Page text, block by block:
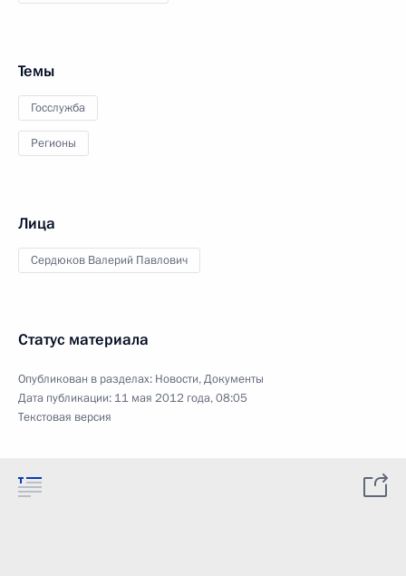
Темы
Госслужба
Регионы
Лица
Сердюков Валерий Павлович
Статус материала
Опубликован в разделах: Новости,Документы
Дата публикации: 11 мая 2012 года, 08:05
Текстовая версия